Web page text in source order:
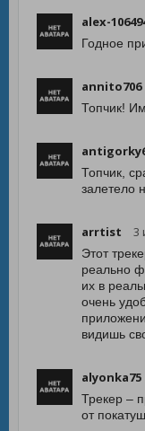
alex-
Годное
annito706
Топчик!
Топчик,
залетело
arrtist 3
Этот
реально
их в
очень
видишь
alyonka75
Трекер –
от